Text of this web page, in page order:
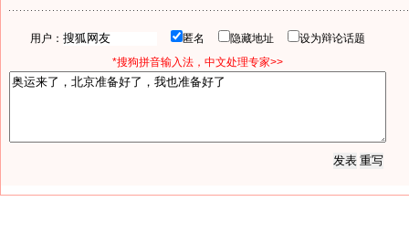
用户： 匿名 隐藏地址
设为辩论话题
*搜狗拼音输入法，中文处理专家>>